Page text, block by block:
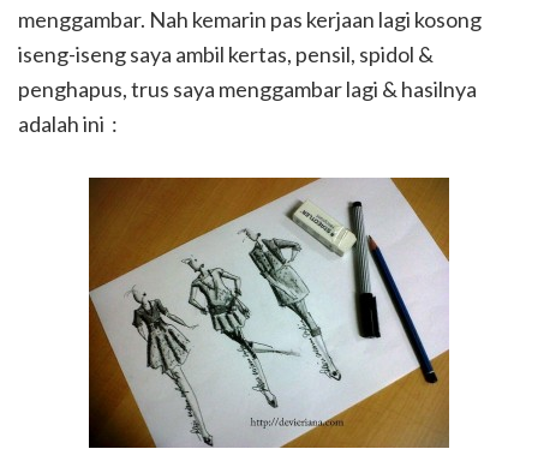
menggambar. Nah kemarin pas kerjaan lagi kosong
iseng-iseng saya ambil kertas, pensil, spidol &
penghapus, trus saya menggambar lagi & hasilnya
adalah ini :